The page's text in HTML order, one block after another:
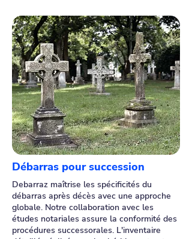
Débarras pour succession
Debarraz maîtrise les spécificités du
débarras après décès avec une approche
globale. Notre collaboration avec les
études notariales assure la conformité des
procédures successorales. L'inventaire